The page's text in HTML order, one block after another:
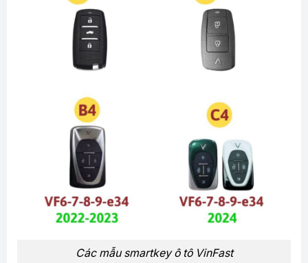
Các mẫu smartkey ô tô VinFast